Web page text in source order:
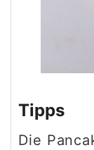
Tipps
Die